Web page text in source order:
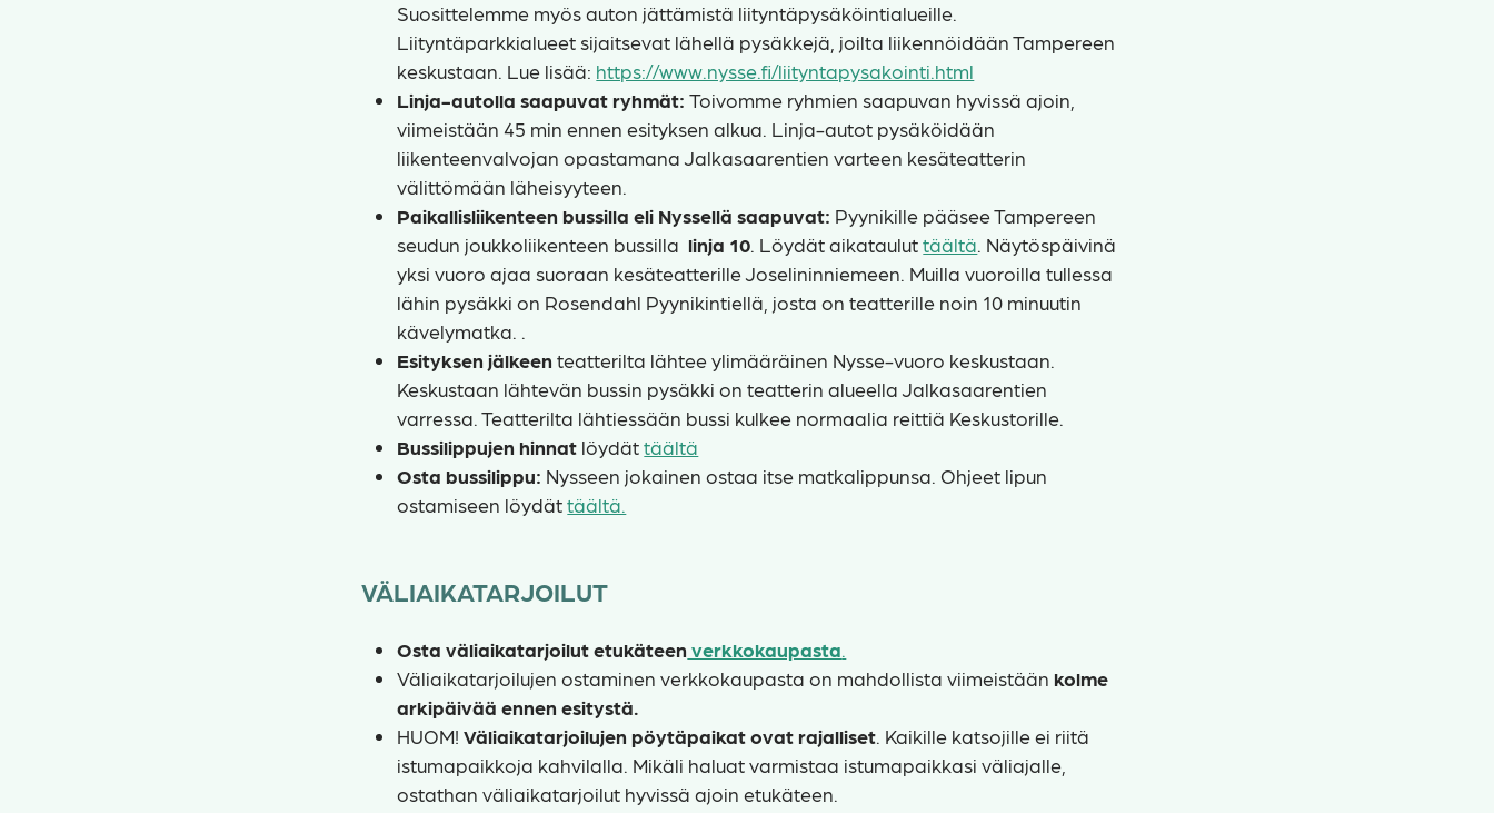
Suosittelemme myös auton jättämistä liityntäpysäköintialueille.
Liityntäparkkialueet sijaitsevat lähellä pysäkkejä, joilta liikennöidään Tampereen
keskustaan. Lue lisää: https://www.nysse.fi/liityntapysakointi.html
Linja-autolla saapuvat ryhmät:Toivomme ryhmien saapuvan hyvissä ajoin,
viimeistään 45 min ennen esityksen alkua. Linja-autot pysäköidään
liikenteenvalvojan opastamana Jalkasaarentien varteen kesäteatterin
välittömään läheisyyteen.
Paikallisliikenteen bussilla eli Nyssellä saapuvat: Pyynikille pääsee Tampereen
seudun joukkoliikenteen bussillalinja 10 . Löydät aikatauluttäältä . Näytöspäivinä
yksi vuoro ajaa suoraan kesäteatterille Joselininniemeen. Muilla vuoroilla tullessa
lähin pysäkki on Rosendahl Pyynikintiellä, josta on teatterille noin 10 minuutin
kävelymatka. .
Esityksen jälkeenteatterilta lähtee ylimääräinen Nysse-vuoro keskustaan.
Keskustaan lähtevän bussin pysäkki on teatterin alueella Jalkasaarentien
varressa. Teatterilta lähtiessään bussi kulkee normaalia reittiä Keskustorille.
Bussilippujen hinnat löydättäältä
Osta bussilippu: Nysseen jokainen ostaa itse matkalippunsa. Ohjeet lipun
ostamiseen löydättäältä.
VÄLIAIKATARJOILUT
Osta väliaikatarjoilut etukäteenverkkokaupasta
Väliaikatarjoilujen ostaminen verkkokaupasta on mahdollista viimeistäänkolme
arkipäivää ennen esitystä.
HUOM!Väliaikatarjoilujen pöytäpaikat ovat rajalliset . Kaikille katsojille ei riitä
istumapaikkoja kahvilalla. Mikäli haluat varmistaa istumapaikkasi väliajalle,
ostathan väliaikatarjoilut hyvissä ajoin etukäteen.